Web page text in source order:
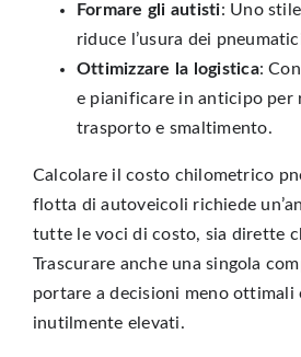
Formare gli autisti: Uno
riduce l’usura dei
Ottimizzare la logistica:
e pianificare in anticipo per
trasporto e smaltimento.
Calcolare il costo chilometrico
flotta di autoveicoli richiede
tutte le voci di costo, sia dirette
Trascurare anche una singola
portare a decisioni meno ottimali
inutilmente elevati.